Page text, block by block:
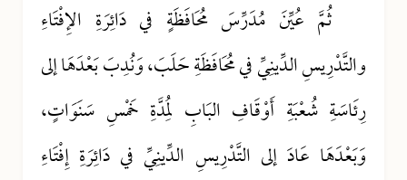
ثُمَّ عُيِّنَ مُدَرِّسَ مُحَافَظَةٍ في دَائِرَةِ الإِفْتَاءِ
والتَّدْرِيسِ الدِّينِيِّ في مُحَافَظَةِ حَلَبَ، وَنُدِبَ بَعْدَهَا إلى
رِئَاسَةِ شُعْبَةِ أَوْقَافِ البَابِ لِمُدَّةِ خَمْسِ سَنَوَاتٍ،
وَبَعْدَهَا عَادَ إلى التَّدْرِيسِ الدِّينِيِّ في دَائِرَةِ إِفْتَاءِ